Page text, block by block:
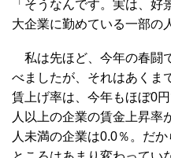
「そうなんです。実は、好
大企業に勤めている一部の
私は先ほど、今年の春闘
べましたが、それはあくま
賃上げ率は、今年もほぼ0
人以上の企業の賃金上昇率
人未満の企業は0.0％。だ